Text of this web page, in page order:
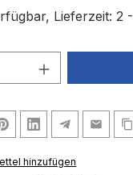
Lieferzeit: 2
Anzahl: Gib
hinzufügen